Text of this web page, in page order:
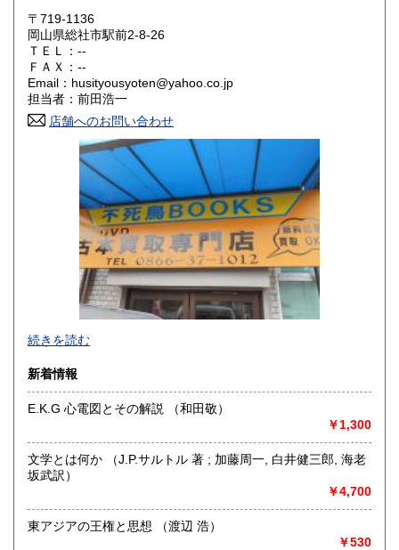
大阪府 300円
奈良県
鳥取県
300円 広島県
300円 徳島県
300円 愛媛県
300円 福岡県
300円 長崎県
熊本県
宮崎県
沖縄県 300円
〒719-1136
岡山県総社市駅前2-8-26
ＴＥＬ：--
ＦＡＸ：--
Email：husityousyoten@yahoo.co.jp
担当者：前田浩一
店舗へのお問い合わせ
不死鳥BOOKSでは、書籍だけでなくCD、DVD、レコード、
ゲーム、おもちゃ、骨董品まであらゆるものの買い取りがで
にお問い合わせください。出張費は、無料です。
沿線名：伯備線・桃太郎線(吉備線)
営業時間：9時から17時
定休日：年中無休
不死鳥BOOKSでは、書籍だけでなくCD、DVD、レコード、
ゲーム、おもちゃ、骨董品まであらゆるものの買い取りがで
続きを読む
新着情報
E.K.G 心電図とその解説 （和田敬）
￥1,300
文学とは何か （J.P.サルトル 著 ; 加藤周一, 白井健三郎, 海老
坂武訳）
￥4,700
東アジアの王権と思想 （渡辺 浩）
￥530